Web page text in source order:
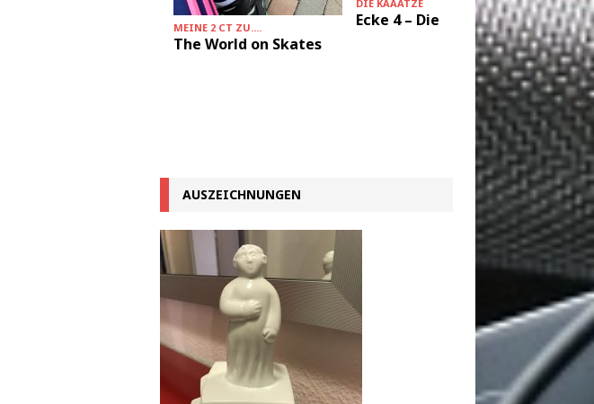
MEINE 2 CT ZU....
The World on Skates
DIE KAAATZE
Ecke 4 – Diesel Diesel
++
AUSZEICHNUNGEN